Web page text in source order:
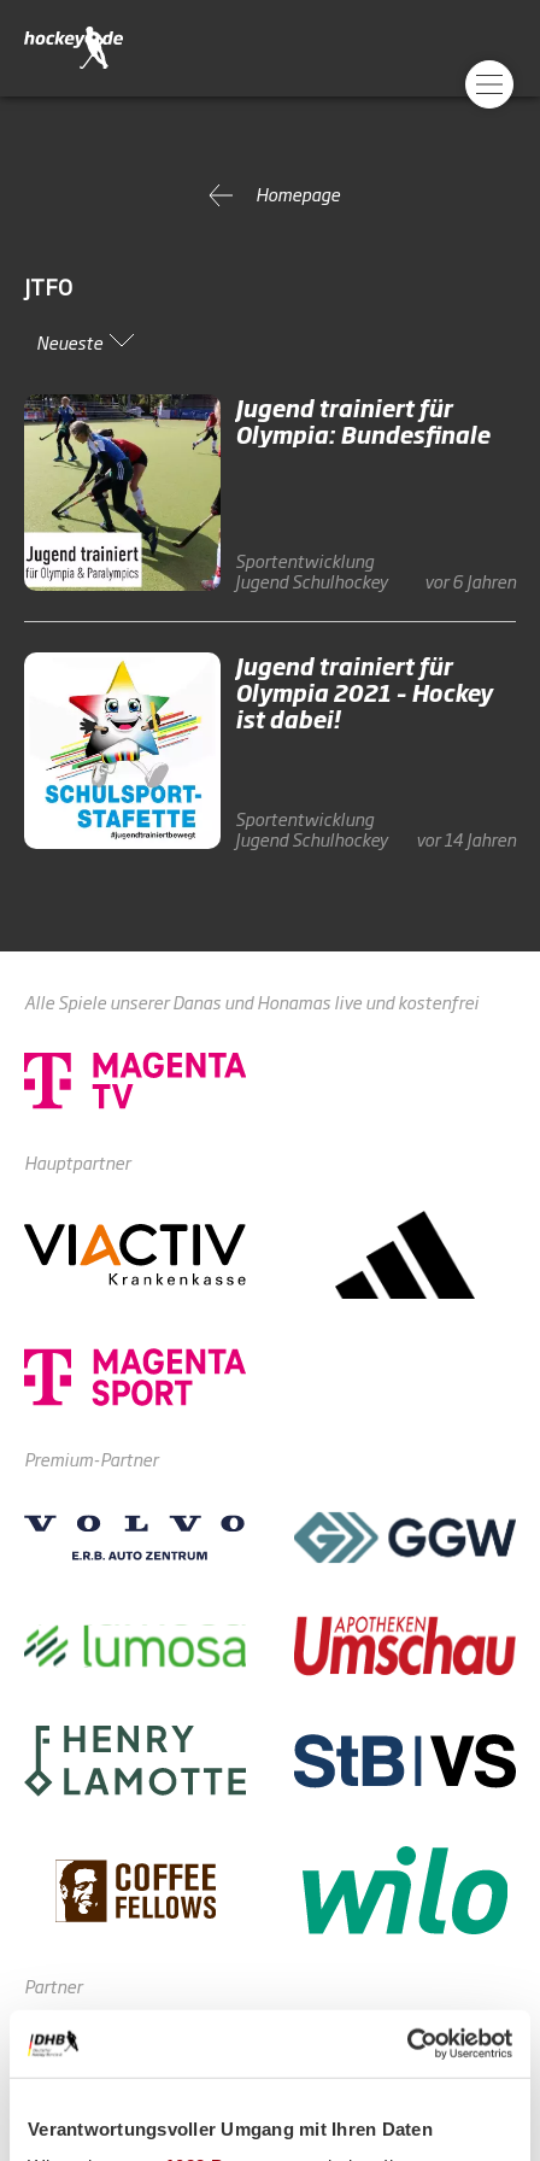
Verantwortungsvoller Umgang mit Ihren Daten
Homepage
JTFO
Neueste
Jugend trainiert für
Olympia: Bundesfinale
Sportentwicklung
JugendSchulhockey vor 6 Jahren
Jugend trainiert für
Olympia 2021 – Hockey
ist dabei!
Sportentwicklung
JugendSchulhockey vor 14 Jahren
Alle Spiele unserer Danas und Honamas live und kostenfrei
Hauptpartner
Premium-Partner
Partner